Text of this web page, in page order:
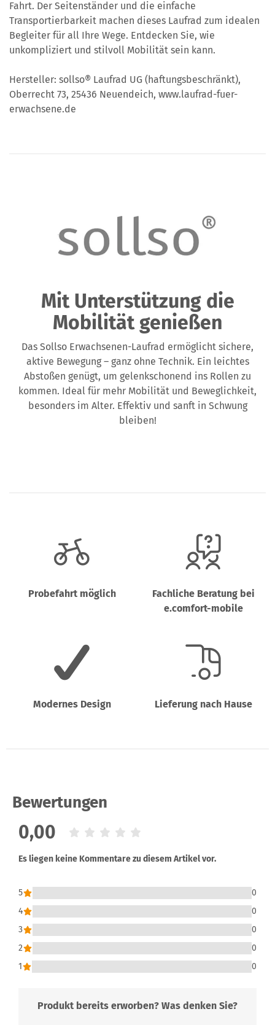
Fahrt. Der Seitenständer und die einfache
Transportierbarkeit machen dieses Laufrad zum idealen
Begleiter für all Ihre Wege. Entdecken Sie, wie
unkompliziert und stilvoll Mobilität sein kann.
Hersteller: sollso® Laufrad UG (haftungsbeschränkt),
Oberrecht 73, 25436 Neuendeich, www.laufrad-fuer-
erwachsene.de
Mit Unterstützung die
Mobilität genießen
Das Sollso Erwachsenen-Laufrad ermöglicht sichere,
aktive Bewegung – ganz ohne Technik. Ein leichtes
Abstoßen genügt, um gelenkschonend ins Rollen zu
kommen. Ideal für mehr Mobilität und Beweglichkeit,
besonders im Alter. Effektiv und sanft in Schwung
bleiben!
Probefahrt möglich
Fachliche Beratung bei
e.comfort-mobile
Modernes Design Lieferung nach Hause
Bewertungen
0,00
Es liegen keine Kommentare zu diesem Artikel vor.
5
0
4
0
3
0
2
0
1
0
Produkt bereits erworben? Was denken Sie?